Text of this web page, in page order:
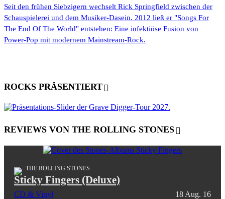
Seit den frühen Siebzigern wechselt Rick Springfield zwischen der
Schauspielerei und dem Musiker-Dasein. 2012 ließ er "Songs For
The End Of The World" entstehen: Eine infektiöse Fusion von
Power-Pop mit modernem Mainstream-Rock.
ROCKS PRÄSENTIERT
REVIEWS VON THE ROLLING STONES
THE ROLLING STONES
Sticky Fingers (Deluxe)
CD & Vinyl 18 Aug. 16